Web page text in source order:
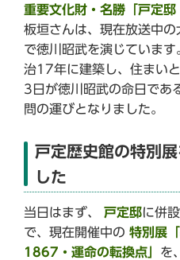
重要文化財・名勝 「戸定邸
板垣さんは、現在放送中の
で徳川昭武を演じていま
治17年に建築し、住まい
3日が徳川昭武の命日であ
問の運びとなりました。
戸定歴史館の特別
した
当日はまず、 戸定邸に併
で、現在開催中の 特別展
1867・運命の転換点」 を